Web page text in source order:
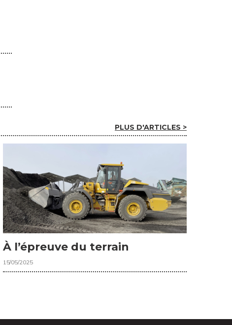
PLUS D'ARTICLES >
À l’épreuve du terrain
15/05/2025